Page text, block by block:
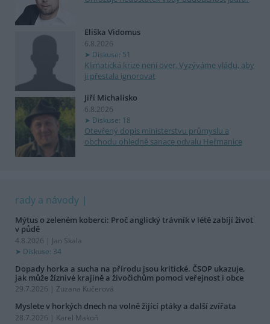
Eliška Vidomus
6.8.2026
Diskuse: 51
Klimatická krize není over. Vyzýváme vládu, aby
ji přestala ignorovat
Jiří Michalisko
6.8.2026
Diskuse: 18
Otevřený dopis ministerstvu průmyslu a
obchodu ohledně sanace odvalu Heřmanice
rady a návody
Mýtus o zeleném koberci: Proč anglický trávník v létě zabíjí život
v půdě
4.8.2026 | Jan Skala
Diskuse: 34
Dopady horka a sucha na přírodu jsou kritické. ČSOP ukazuje,
jak může žíznivé krajině a živočichům pomoci veřejnost i obce
29.7.2026 | Zuzana Kučerová
Myslete v horkých dnech na volně žijící ptáky a další zvířata
28.7.2026 | Karel Makoň